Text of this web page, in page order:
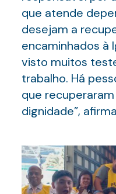
que atende
desejam a
encaminhados à
visto muitos
trabalho. Há
que
dignidade”,